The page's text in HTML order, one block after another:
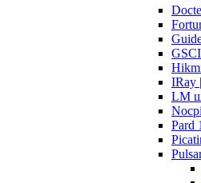
IRay
LM
Pard